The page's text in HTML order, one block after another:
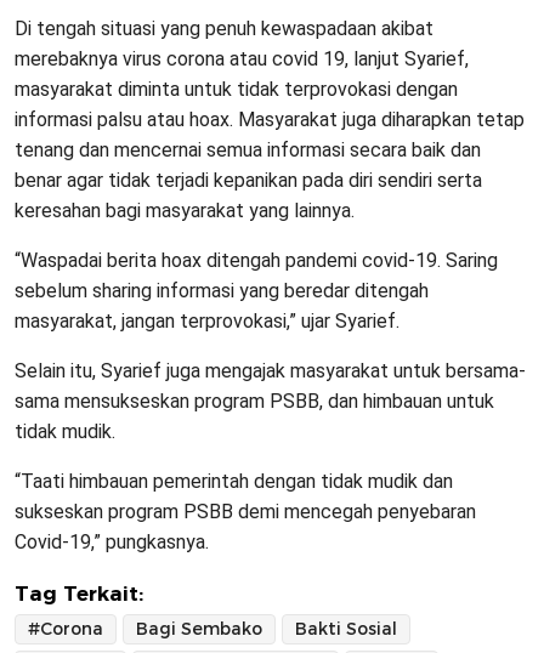
Di tengah situasi yang penuh kewaspadaan akibat
merebaknya virus corona atau covid 19, lanjut Syarief,
masyarakat diminta untuk tidak terprovokasi dengan
informasi palsu atau hoax. Masyarakat juga diharapkan tetap
tenang dan mencernai semua informasi secara baik dan
benar agar tidak terjadi kepanikan pada diri sendiri serta
keresahan bagi masyarakat yang lainnya.
“Waspadai berita hoax ditengah pandemi covid-19. Saring
sebelum sharing informasi yang beredar ditengah
masyarakat, jangan terprovokasi,” ujar Syarief.
Selain itu, Syarief juga mengajak masyarakat untuk bersama-
sama mensukseskan program PSBB, dan himbauan untuk
tidak mudik.
“Taati himbauan pemerintah dengan tidak mudik dan
sukseskan program PSBB demi mencegah penyebaran
Covid-19,” pungkasnya.
Tag Terkait:
#Corona Bagi Sembako
Bakti Sosial